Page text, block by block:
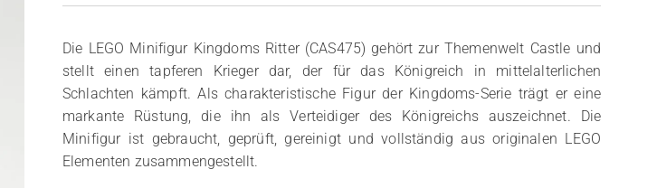
Die LEGO Minifigur Kingdoms Ritter (CAS475) gehört zur Themenwelt Castle und
stellt einen tapferen Krieger dar, der für das Königreich in mittelalterlichen
Schlachten kämpft. Als charakteristische Figur der Kingdoms-Serie trägt er eine
markante Rüstung, die ihn als Verteidiger des Königreichs auszeichnet. Die
Minifigur ist gebraucht, geprüft, gereinigt und vollständig aus originalen LEGO
Elementen zusammengestellt.